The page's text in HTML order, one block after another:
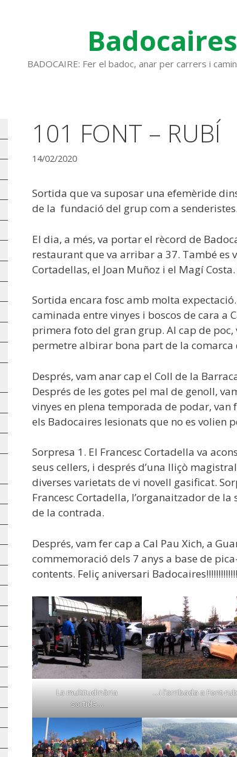
Badocaires
BADOCAIRE: Fer el badoc, anar per carrers i
101 FONT – RUBÍ
14/02/2020
Sortida que va suposar una efemèride
de la fundació del grup com a
El dia, a més, va portar el rècord de
restaurant que va arribar a 37. També es
Cortadellas, el Joan Muñoz i el Magí
Sortida encara fosc amb molta
caminada entre vinyes i boscos de cara a
primera foto del gran grup. Al cap de poc,
permetre albirar bona part de la comarca
Després, vam anar cap el Coll de la
Després de les gotes pel mal de genoll,
vinyes en plena temporada de podar, van
els Badocaires lesionats que no es volien
Sorpresa 1. El Francesc Cortadella va
seus cellers, i després d’una lliçò
diverses varietats de vi novell gasificat.
Francesc Cortadella, l’organaitzador de
de la contrada.
Després, vam fer cap a Cal Pau Xich, a
commemoració dels 7 anys a base de
contents. Feliç aniversari
La multitudinària
sortida…
…i l’arribada a Font-